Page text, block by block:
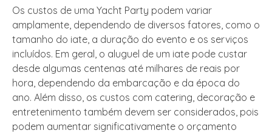
Os custos de uma Yacht Party podem variar
amplamente, dependendo de diversos fatores, como o
tamanho do iate, a duração do evento e os serviços
incluídos. Em geral, o aluguel de um iate pode custar
desde algumas centenas até milhares de reais por
hora, dependendo da embarcação e da época do
ano. Além disso, os custos com catering, decoração e
entretenimento também devem ser considerados, pois
podem aumentar significativamente o orçamento